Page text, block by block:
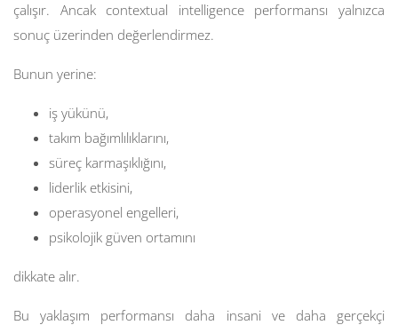
çalışır. Ancak contextual intelligence performansı yalnızca
sonuç üzerinden değerlendirmez.
Bunun yerine:
iş yükünü,
takım bağımlılıklarını,
süreç karmaşıklığını,
liderlik etkisini,
operasyonel engelleri,
psikolojik güven ortamını
dikkate alır.
Bu yaklaşım performansı daha insani ve daha gerçekçi